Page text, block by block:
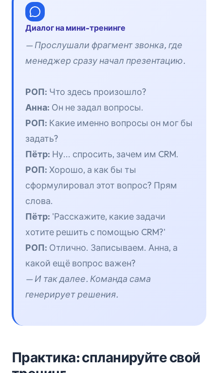
Диалог на мини-тренинге
— Прослушали фрагмент звонка, где
менеджер сразу начал презентацию.
РОП: Что здесь произошло?
Анна: Он не задал вопросы.
РОП: Какие именно вопросы он мог бы
задать?
Пётр: Ну... спросить, зачем им CRM.
РОП: Хорошо, а как бы ты
сформулировал этот вопрос? Прям
слова.
Пётр: 'Расскажите, какие задачи
хотите решить с помощью CRM?'
РОП: Отлично. Записываем. Анна, а
какой ещё вопрос важен?
— И так далее. Команда сама
генерирует решения.
Практика: спланируйте свой